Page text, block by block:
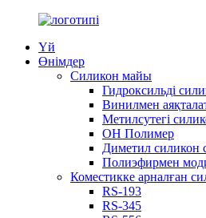
Үй
Өнімдер
Силикон майы
Гидроксильді
Винилмен
Метилсутегі
OH Полимер
Диметил силикон
Полиэфирмен
Коместикке арналған
RS-193
RS-345